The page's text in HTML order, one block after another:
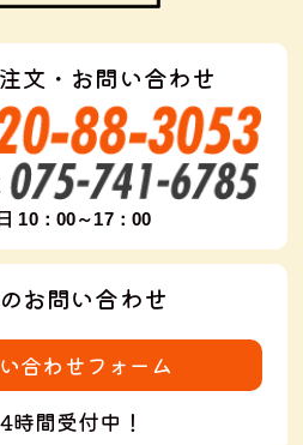
文・お問い合わせ
10：00～17：00
お問い合わせ
合わせフォーム
時間受付中！